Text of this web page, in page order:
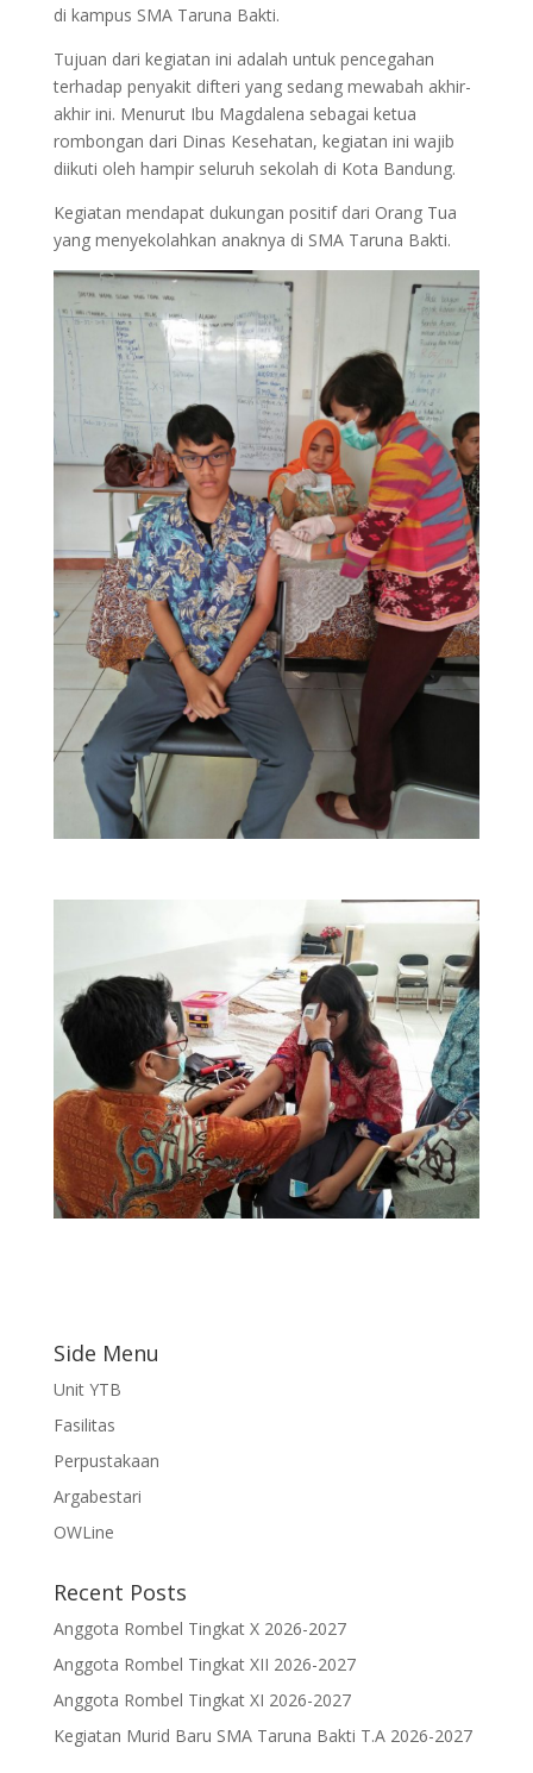
di kampus SMA Taruna Bakti.
Tujuan dari kegiatan ini adalah untuk pencegahan
terhadap penyakit difteri yang sedang mewabah akhir-
akhir ini. Menurut Ibu Magdalena sebagai ketua
rombongan dari Dinas Kesehatan, kegiatan ini wajib
diikuti oleh hampir seluruh sekolah di Kota Bandung.
Kegiatan mendapat dukungan positif dari Orang Tua
yang menyekolahkan anaknya di SMA Taruna Bakti.
Side Menu
Unit YTB
Fasilitas
Perpustakaan
Argabestari
OWLine
Recent Posts
Anggota Rombel Tingkat X 2026-2027
Anggota Rombel Tingkat XII 2026-2027
Anggota Rombel Tingkat XI 2026-2027
Kegiatan Murid Baru SMA Taruna Bakti T.A 2026-2027